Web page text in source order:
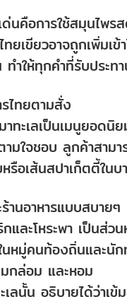
คือการใช้สมุนไพรส
ยเขียวอาจถูกเพิ่มเ
ำให้ทุกคำที่รับประท
ไทยตามสั่ง
าทะเลเป็นเมนูยอด
ใจชอบ ลูกค้าสามา
รือเส้นสปาเก็ตตี้ใน
านอาหารแบบสบา
ละโหระพา เป็นส่ว
หมู่คนท้องถิ่นและนั
กล่อม และหอม
เลนั้น อธิบายได้ว่าเ